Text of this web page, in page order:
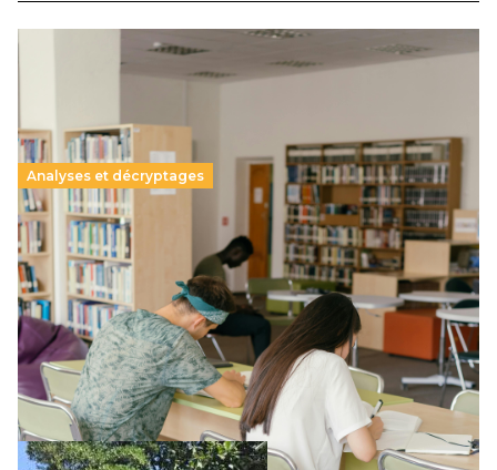
Analyses et décryptages
Supérieur privé : une dérive qui met à mal la
promesse républicaine
11 juillet 2026-
Le projet de loi sur la régulation de l’enseignement
supérieur privé met en lumière l’amplification d’un système
qui relègue l’acte pédagogique au superfétatoire, voire à…
Lire la suite →